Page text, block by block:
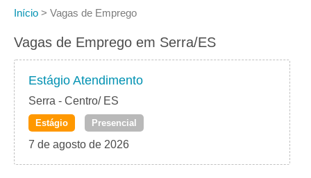
Todas as Vagas
CLT
Freelancer
PJ
Início > Vagas de Emprego
Vagas de Emprego em Serra/ES
Estágio Atendimento
Serra - Centro/ ES
Estágio Presencial
7 de agosto de 2026